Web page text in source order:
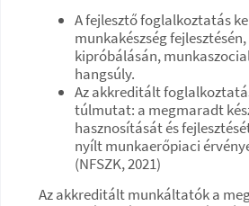
A fejlesztő foglalkoztatás
munkakészség
kipróbálásán,
hangsúly.
Az akkreditált
túlmutat: a megmaradt
hasznosítását és
nyílt munkaerőpiaci
(NFSZK, 2021)
Az akkreditált munkáltatók a